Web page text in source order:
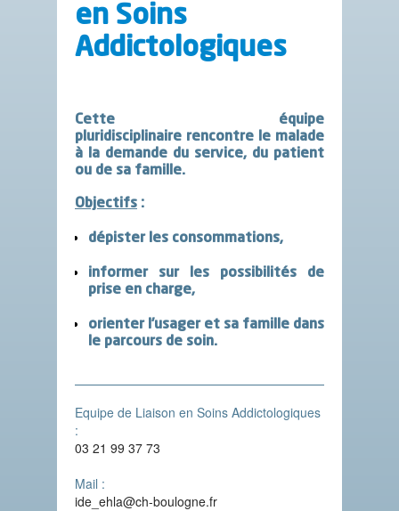
en Soins
Addictologiques
Cette équipe
pluridisciplinaire rencontre le malade
à la demande du service, du patient
ou de sa famille.
Objectifs :
dépister les consommations,
informer sur les possibilités de
prise en charge,
orienter l’usager et sa famille dans
le parcours de soin.
Equipe de Liaison en Soins Addictologiques
:
03 21 99 37 73
Mail :
ide_ehla@ch-boulogne.fr